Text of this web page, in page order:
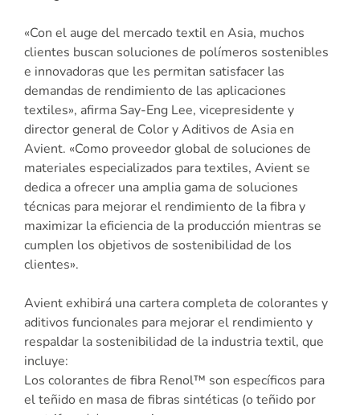
«Con el auge del mercado textil en Asia, muchos
clientes buscan soluciones de polímeros sostenibles
e innovadoras que les permitan satisfacer las
demandas de rendimiento de las aplicaciones
textiles», afirma Say-Eng Lee, vicepresidente y
director general de Color y Aditivos de Asia en
Avient. «Como proveedor global de soluciones de
materiales especializados para textiles, Avient se
dedica a ofrecer una amplia gama de soluciones
técnicas para mejorar el rendimiento de la fibra y
maximizar la eficiencia de la producción mientras se
cumplen los objetivos de sostenibilidad de los
clientes».
Avient exhibirá una cartera completa de colorantes y
aditivos funcionales para mejorar el rendimiento y
respaldar la sostenibilidad de la industria textil, que
incluye:
Los colorantes de fibra Renol™ son específicos para
el teñido en masa de fibras sintéticas (o teñido por